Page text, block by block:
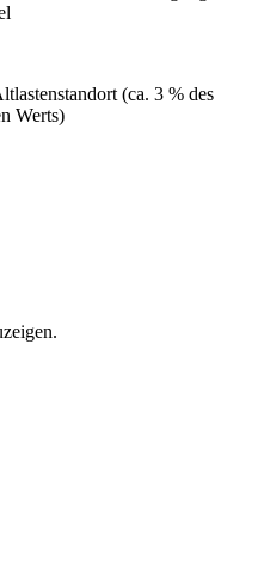
(ca. 3 % des
Werts)